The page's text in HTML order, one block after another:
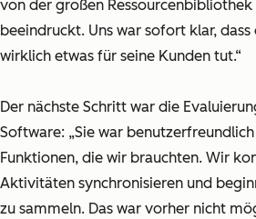
von der großen
beeindruckt. Uns war sofort klar,
wirklich etwas für seine Kunden tut.“
Der nächste Schritt war die
Software: „Sie war
Funktionen, die wir brauchten. Wir
Aktivitäten synchronisieren und
zu sammeln. Das war vorher nicht